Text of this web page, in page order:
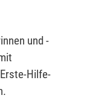
und -
Hilfe-